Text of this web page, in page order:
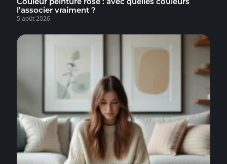
l’associer vraiment ?
5 août 2026